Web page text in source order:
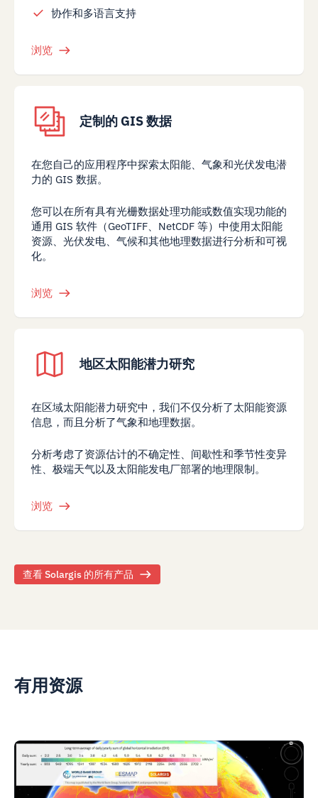
协作和多语言支持
浏览
定制的 GIS 数据
在您自己的应用程序中探索太阳能、气象和光伏发电潜
力的 GIS 数据。
您可以在所有具有光栅数据处理功能或数值实现功能的
通用 GIS 软件（GeoTIFF、NetCDF 等）中使用太阳能
资源、光伏发电、气候和其他地理数据进行分析和可视
化。
浏览
地区太阳能潜力研究
在区域太阳能潜力研究中，我们不仅分析了太阳能资源
信息，而且分析了气象和地理数据。
分析考虑了资源估计的不确定性、间歇性和季节性变异
性、极端天气以及太阳能发电厂部署的地理限制。
浏览
查看 Solargis 的所有产品
有用资源